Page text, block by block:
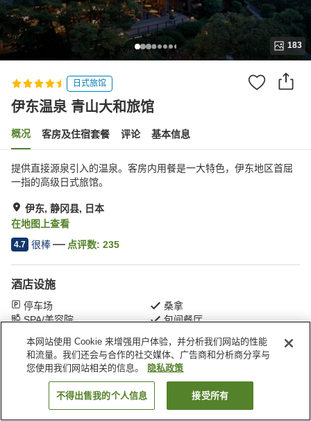
183
日式旅馆
伊东温泉 青山大和旅馆
概况 客房及住宿套餐 评论 基本信息
提供直接源泉引入的温泉。客房内用餐是一大特色，伊东地区首屈
一指的高级日式旅馆。
伊东, 静冈县, 日本
在地图上查看
4.7 很棒 点评数: 235
酒店设施
停车场
桑拿
SPA/美容院
包间餐厅
首页 日本 静冈县 伊东 伊东温泉 青山大和旅馆
搜索客房
本网站使用 Cookie 来增强用户体验，并分析我们网站的性能
和流量。我们还会与合作的社交媒体、广告商和分析商分享与
您使用我们网站相关的信息。
隐私政策
不得出售我的个人信息 接受所有